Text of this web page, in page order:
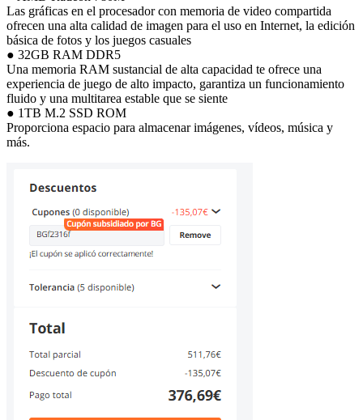
Las gráficas en el procesador con memoria de video compartida
ofrecen una alta calidad de imagen para el uso en Internet, la edición
básica de fotos y los juegos casuales
● 32GB RAM DDR5
Una memoria RAM sustancial de alta capacidad te ofrece una
experiencia de juego de alto impacto, garantiza un funcionamiento
fluido y una multitarea estable que se siente
● 1TB M.2 SSD ROM
Proporciona espacio para almacenar imágenes, vídeos, música y
más.